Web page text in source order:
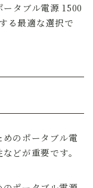
タブル電源 1500
る最適な選択で
のポータブル電
どが重要です。